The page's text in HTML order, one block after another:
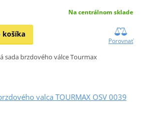
Na centrálnom sklade
košíka
Porovnať
sada brzdového válce Tourmax
valca TOURMAX OSV 0039